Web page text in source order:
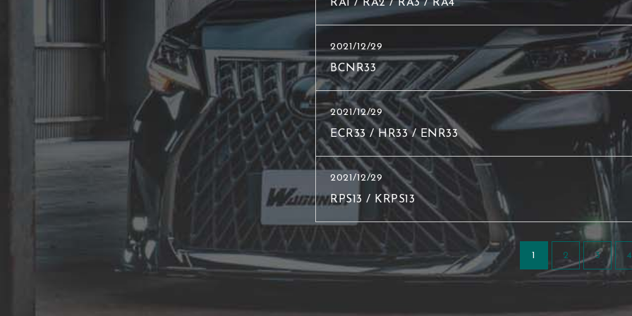
RA1 / RA2 / RA3 / RA4
2021/12/29
BCNR33
2021/12/29
ECR33 / HR33 / ENR33
2021/12/29
RPS13 / KRPS13
1 2 3 4